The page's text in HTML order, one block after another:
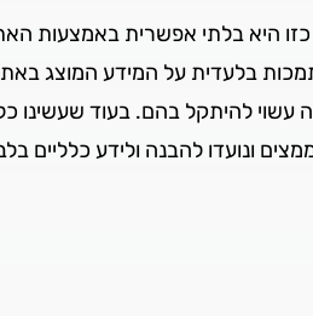
כזו היא בלתי אפשרית באמצעות
בלעדית על המידע המוצג
עשוי להיתקל בהם. בעוד שעשינו
ונועדו להבנה ולידע כלליים